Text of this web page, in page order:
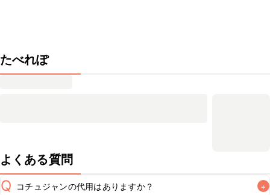
たべれぽ
よくある質問
Q コチュジャンの代用はありますか？ +